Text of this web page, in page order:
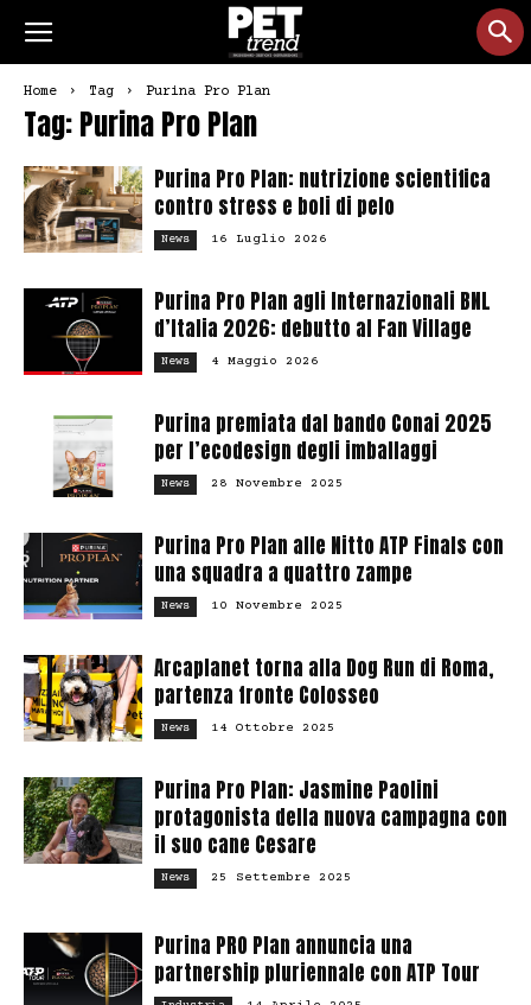
Home Tag Purina Pro Plan
Tag: Purina Pro Plan
Purina Pro Plan: nutrizione scientifica
contro stress e boli di pelo
News 16 Luglio 2026
Purina Pro Plan agli Internazionali BNL
d’Italia 2026: debutto al Fan Village
News 4 Maggio 2026
Purina premiata dal bando Conai 2025
per l’ecodesign degli imballaggi
News 28 Novembre 2025
Purina Pro Plan alle Nitto ATP Finals con
una squadra a quattro zampe
News 10 Novembre 2025
Arcaplanet torna alla Dog Run di Roma,
partenza fronte Colosseo
News 14 Ottobre 2025
Purina Pro Plan: Jasmine Paolini
protagonista della nuova campagna con
il suo cane Cesare
News 25 Settembre 2025
Purina PRO Plan annuncia una
partnership pluriennale con ATP Tour